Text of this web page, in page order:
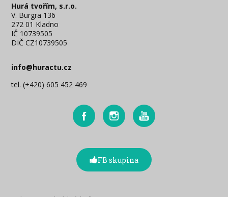
Hurá tvořím, s.r.o.
V. Burgra 136
272 01 Kladno
IČ 10739505
DIČ CZ10739505
info@huractu.cz
tel. (+420) 605 452 469
FB skupina